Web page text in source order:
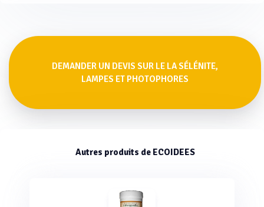
DEMANDER UN DEVIS SUR LE LA SÉLÉNITE,
LAMPES ET PHOTOPHORES
Autres produits de ECOIDEES